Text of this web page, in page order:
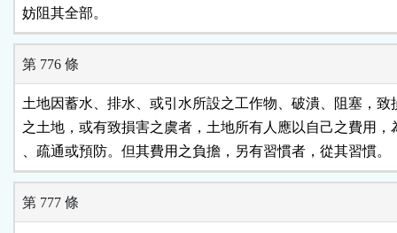
妨阻其全部。
第 776 條
土地因蓄水、排水、或引水所設之工作物、破潰、阻塞，致
之土地，或有致損害之虞者，土地所有人應以自己之費用，
、疏通或預防。但其費用之負擔，另有習慣者，從其習慣。
第 777 條